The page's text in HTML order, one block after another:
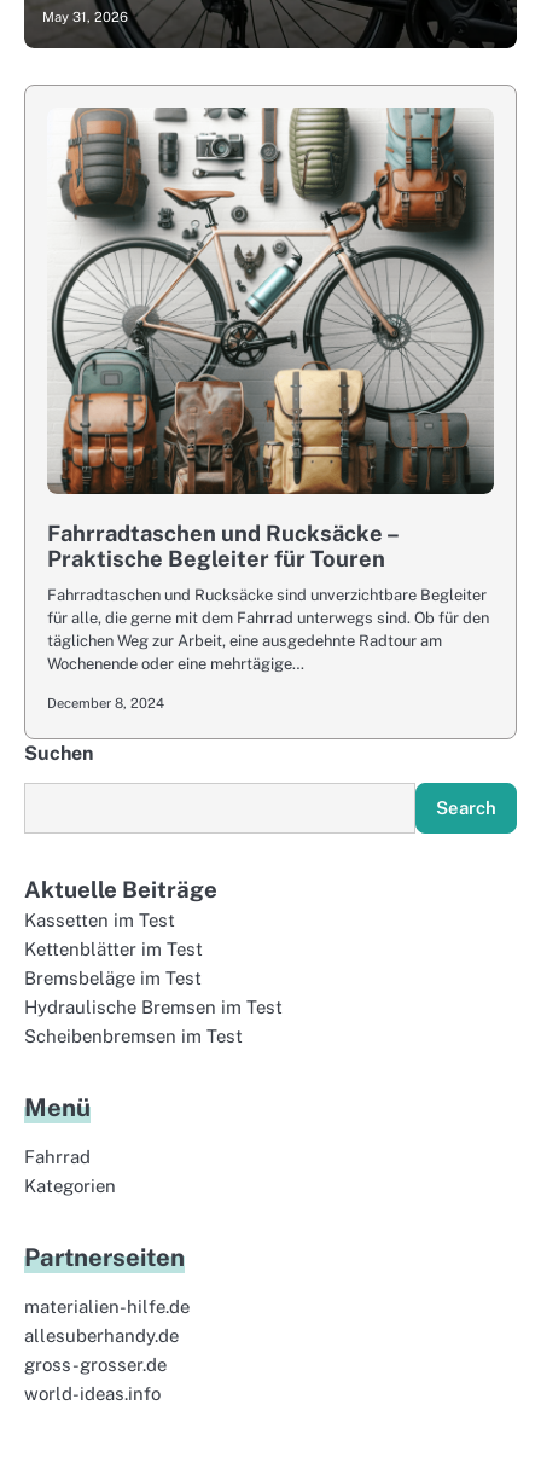
May 31, 2026
Fahrradtaschen und Rucksäcke –
Praktische Begleiter für Touren
Fahrradtaschen und Rucksäcke sind unverzichtbare Begleiter
für alle, die gerne mit dem Fahrrad unterwegs sind. Ob für den
täglichen Weg zur Arbeit, eine ausgedehnte Radtour am
Wochenende oder eine mehrtägige…
December 8, 2024
Suchen
Search
Aktuelle Beiträge
Kassetten im Test
Kettenblätter im Test
Bremsbeläge im Test
Hydraulische Bremsen im Test
Scheibenbremsen im Test
Menü
Fahrrad
Kategorien
Partnerseiten
materialien-hilfe.de
allesuberhandy.de
gross-grosser.de
world-ideas.info